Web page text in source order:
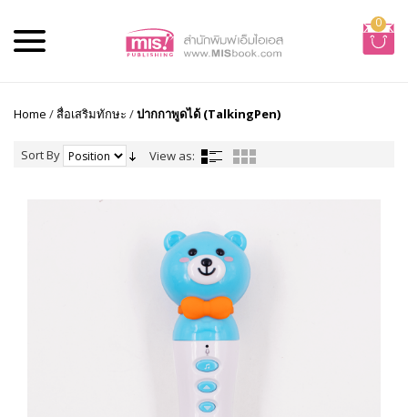
0
Home /สื่อเสริมทักษะ /ปากกาพูดได้ (TalkingPen)
Sort By View as: